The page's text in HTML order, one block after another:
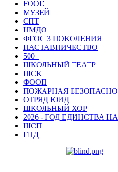
FOOD
МУЗЕЙ
СПТ
НМДО
ФГОС 3 ПОКОЛЕНИЯ
НАСТАВНИЧЕСТВО
500+
ШКОЛЬНЫЙ ТЕАТР
ШСК
ФООП
ПОЖАРНАЯ
ОТРЯД ЮИД
ШКОЛЬНЫЙ ХОР
2026 - ГОД ЕДИНСТВА
ШСП
ГПД